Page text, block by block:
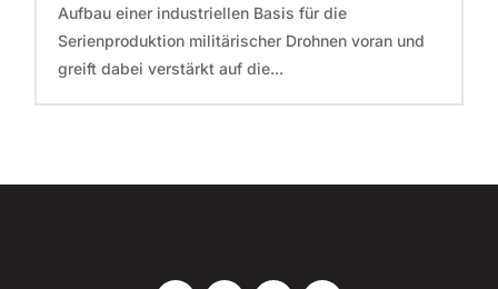
Aufbau einer industriellen Basis für die
Serienproduktion militärischer Drohnen voran und
greift dabei verstärkt auf die...